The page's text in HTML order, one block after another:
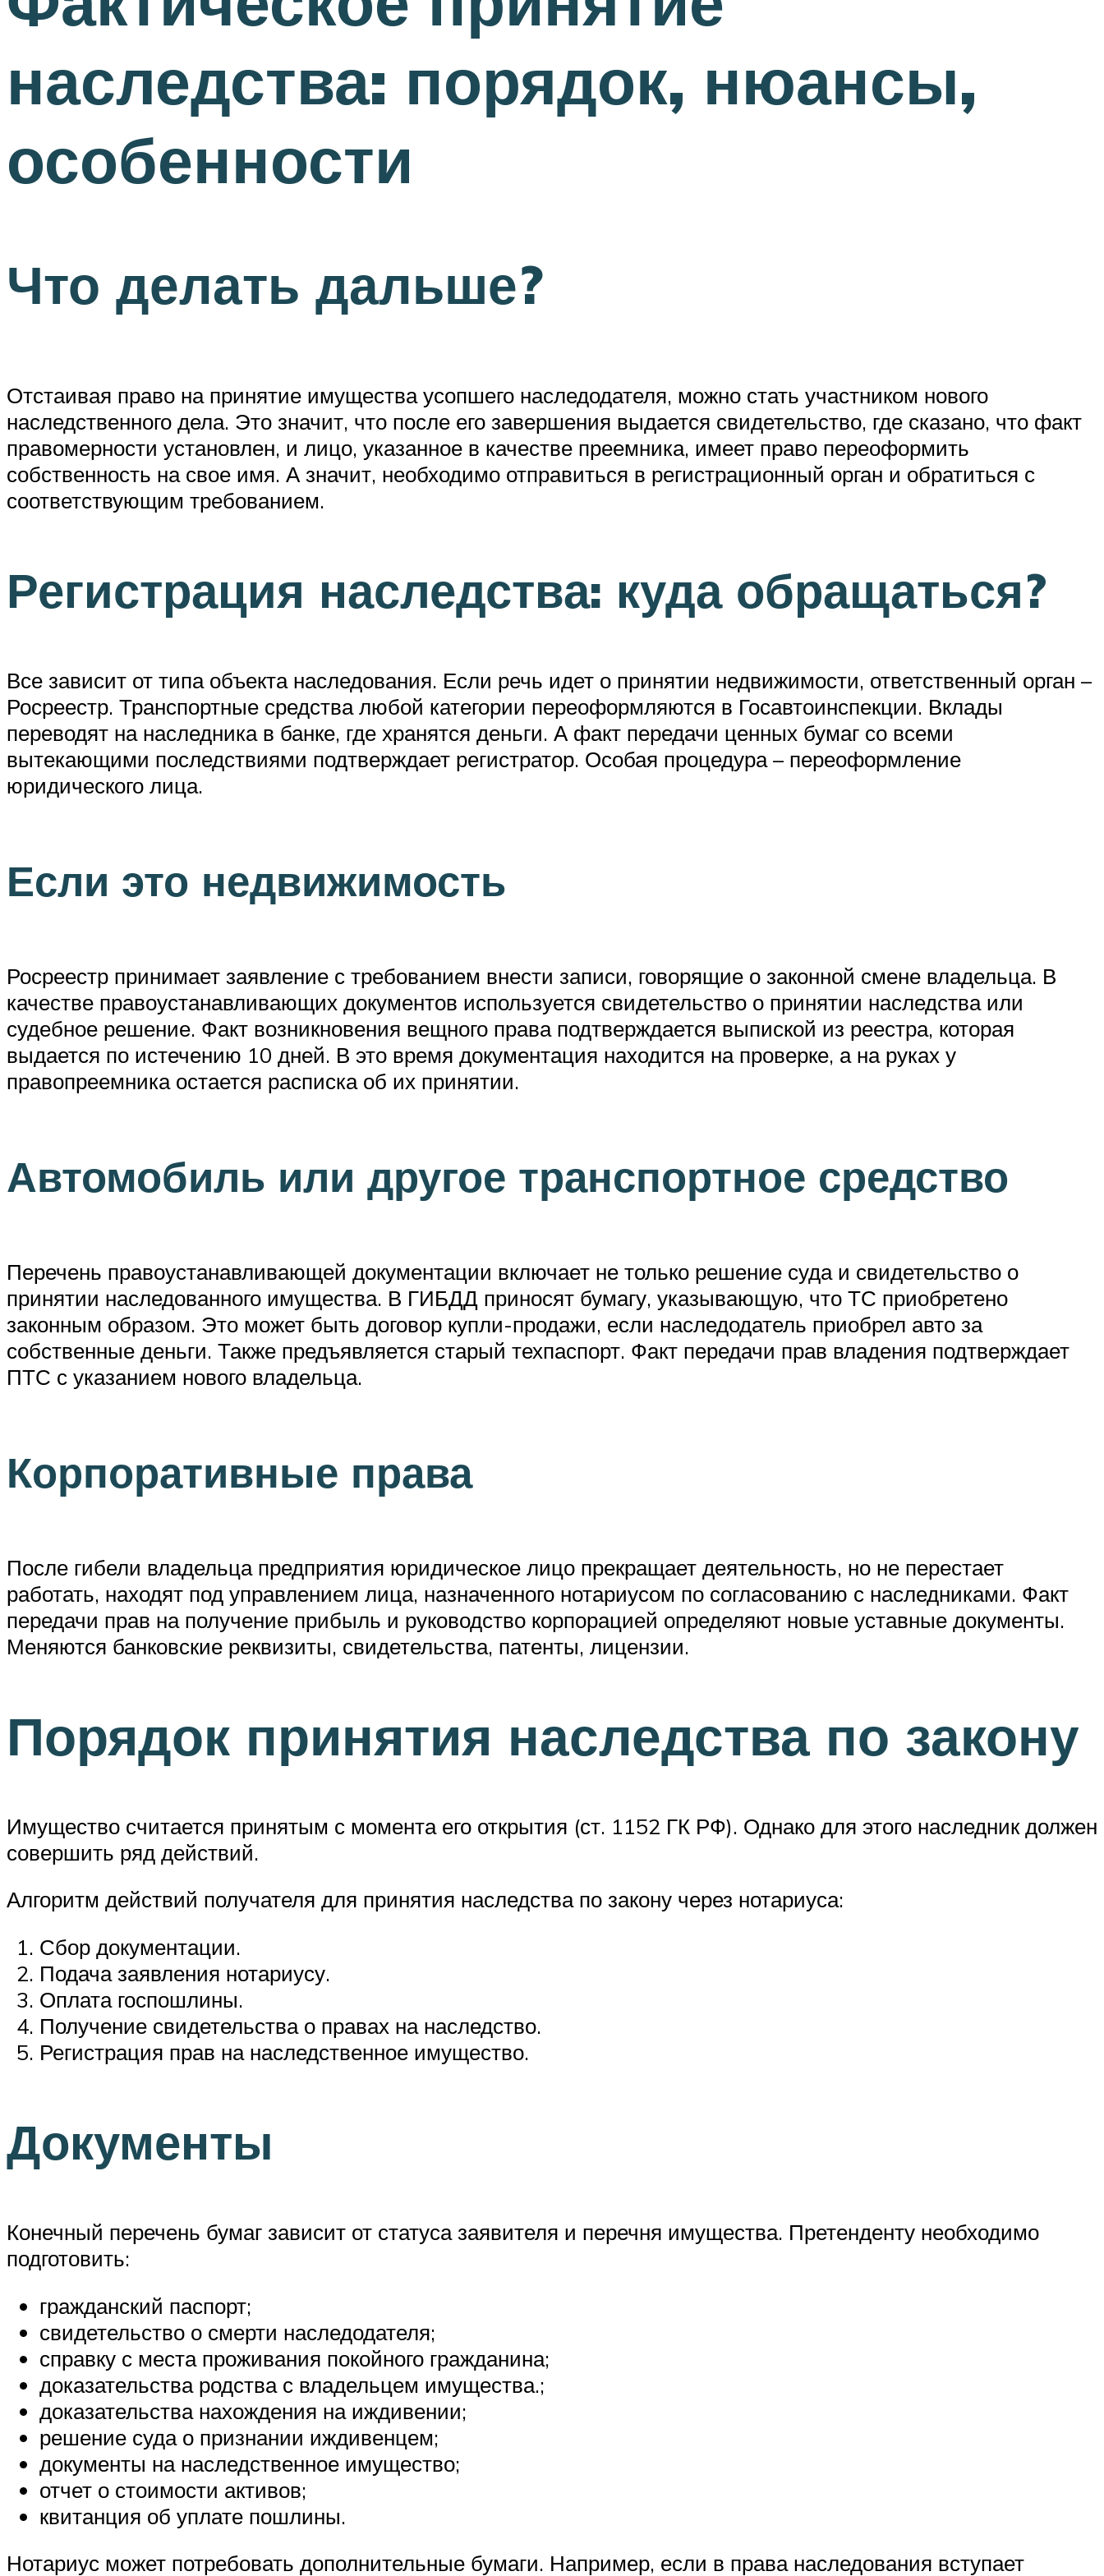
наследства: порядок, нюансы,
особенности
Что делать дальше?
Отстаивая право на принятие имущества усопшего наследодателя, можно стать участником нового
наследственного дела. Это значит, что после его завершения выдается свидетельство, где сказано, что факт
правомерности установлен, и лицо, указанное в качестве преемника, имеет право переоформить
собственность на свое имя. А значит, необходимо отправиться в регистрационный орган и обратиться с
соответствующим требованием.
Регистрация наследства: куда обращаться?
Все зависит от типа объекта наследования. Если речь идет о принятии недвижимости, ответственный орган –
Росреестр. Транспортные средства любой категории переоформляются в Госавтоинспекции. Вклады
переводят на наследника в банке, где хранятся деньги. А факт передачи ценных бумаг со всеми
вытекающими последствиями подтверждает регистратор. Особая процедура – переоформление
юридического лица.
Если это недвижимость
Росреестр принимает заявление с требованием внести записи, говорящие о законной смене владельца. В
качестве правоустанавливающих документов используется свидетельство о принятии наследства или
судебное решение. Факт возникновения вещного права подтверждается выпиской из реестра, которая
выдается по истечению 10 дней. В это время документация находится на проверке, а на руках у
правопреемника остается расписка об их принятии.
Автомобиль или другое транспортное средство
Перечень правоустанавливающей документации включает не только решение суда и свидетельство о
принятии наследованного имущества. В ГИБДД приносят бумагу, указывающую, что ТС приобретено
законным образом. Это может быть договор купли-продажи, если наследодатель приобрел авто за
собственные деньги. Также предъявляется старый техпаспорт. Факт передачи прав владения подтверждает
ПТС с указанием нового владельца.
Корпоративные права
После гибели владельца предприятия юридическое лицо прекращает деятельность, но не перестает
работать, находят под управлением лица, назначенного нотариусом по согласованию с наследниками. Факт
передачи прав на получение прибыль и руководство корпорацией определяют новые уставные документы.
Меняются банковские реквизиты, свидетельства, патенты, лицензии.
Порядок принятия наследства по закону
Имущество считается принятым с момента его открытия (ст. 1152 ГК РФ). Однако для этого наследник должен
совершить ряд действий.
Алгоритм действий получателя для принятия наследства по закону через нотариуса:
Сбор документации.
Подача заявления нотариусу.
Оплата госпошлины.
Получение свидетельства о правах на наследство.
Регистрация прав на наследственное имущество.
Документы
Конечный перечень бумаг зависит от статуса заявителя и перечня имущества. Претенденту необходимо
подготовить:
гражданский паспорт;
свидетельство о смерти наследодателя;
справку с места проживания покойного гражданина;
доказательства родства с владельцем имущества.;
доказательства нахождения на иждивении;
решение суда о признании иждивенцем;
документы на наследственное имущество;
отчет о стоимости активов;
квитанция об уплате пошлины.
Нотариус может потребовать дополнительные бумаги. Например, если в права наследования вступает